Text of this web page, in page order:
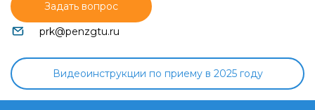
Задать вопрос
prk@penzgtu.ru
Видеоинструкции по приему в 2025 году